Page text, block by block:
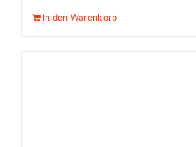
In den Warenkorb